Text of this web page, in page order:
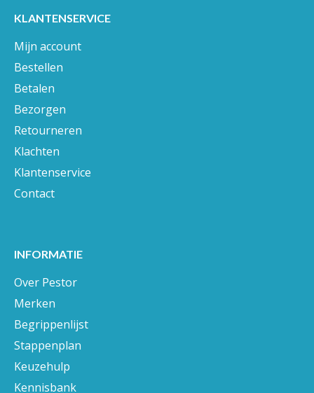
KLANTENSERVICE
Mijn account
Bestellen
Betalen
Bezorgen
Retourneren
Klachten
Klantenservice
Contact
INFORMATIE
Over Pestor
Merken
Begrippenlijst
Stappenplan
Keuzehulp
Kennisbank